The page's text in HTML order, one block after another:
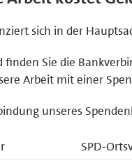
sich in der
finden Sie die
Arbeit mit einer
unseres
SPD-